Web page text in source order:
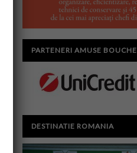
PARTENERI AMUSE BOUCHE
DESTINATIE ROMANIA